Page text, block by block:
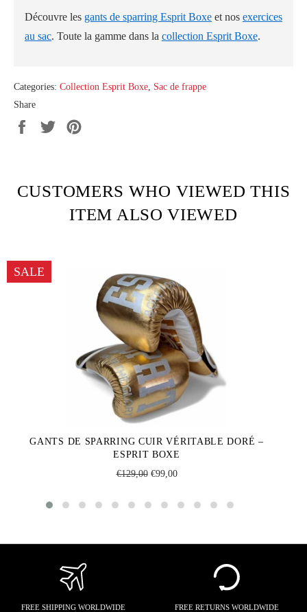
Découvre les gants de sparring Esprit Boxe et nos exercices
au sac. Toute la gamme dans la collection Esprit Boxe.
Categories: Collection Esprit Boxe, Sac de frappe
Share
Share
Tweet
CUSTOMERS WHO VIEWED THIS
ITEM ALSO VIEWED
GANTS DE SPARRING CUIR VÉRITABLE DORÉ –
ESPRIT BOXE
Regular
€129,00Sale
€99,00
SALE
FREE SHIPPING WORLDWIDE FREE RETURNS WORLDWIDE